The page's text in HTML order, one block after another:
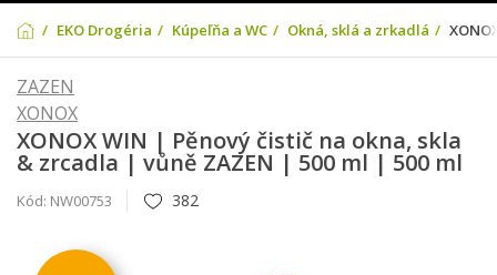
EKO Drogéria Kúpeľňa a WC Okná, sklá a zrkadlá
ZAZEN
XONOX
XONOX WIN | Pěnový čistič na okna, skla
& zrcadla | vůně ZAZEN | 500 ml | 500 ml
Kód: NW00753 382